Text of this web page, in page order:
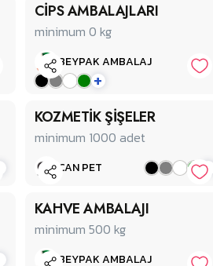
CİPS AMBALAJLARI
minimum 0 kg
BEYPAK AMBALAJ
+
KOZMETİK ŞİŞELER
minimum 1000 adet
CAN PET +
KAHVE AMBALAJI
minimum 500 kg
BEYPAK AMBALAJ